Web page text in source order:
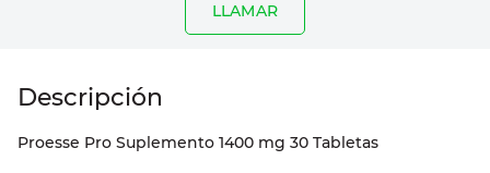
LLAMAR
Proesse Pro Suplemento 1400 mg 30 Tabletas